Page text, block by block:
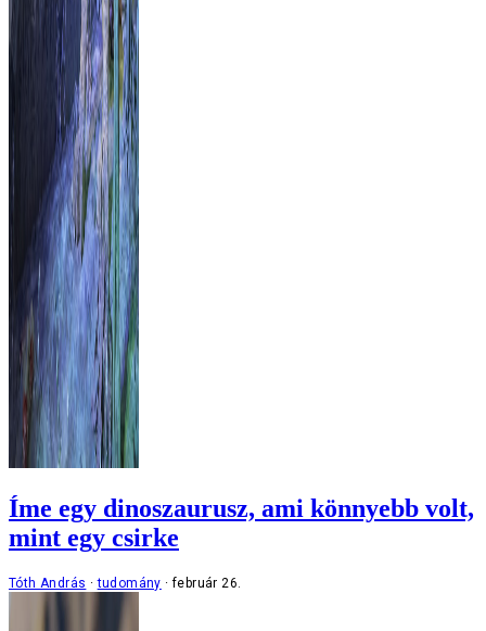
Íme egy dinoszaurusz, ami könnyebb volt,
mint egy csirke
Tóth András tudomány február 26.